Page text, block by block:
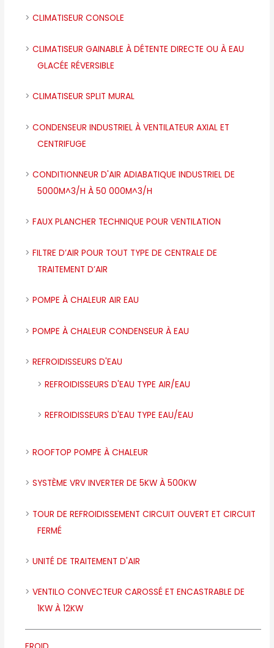
CLIMATISEUR CONSOLE
CLIMATISEUR GAINABLE À DÉTENTE DIRECTE OU À EAU
GLACÉE RÉVERSIBLE
CLIMATISEUR SPLIT MURAL
CONDENSEUR INDUSTRIEL À VENTILATEUR AXIAL ET
CENTRIFUGE
CONDITIONNEUR D'AIR ADIABATIQUE INDUSTRIEL DE
5000M^3/H À 50 000M^3/H
FAUX PLANCHER TECHNIQUE POUR VENTILATION
FILTRE D’AIR POUR TOUT TYPE DE CENTRALE DE
TRAITEMENT D’AIR
POMPE À CHALEUR AIR EAU
POMPE À CHALEUR CONDENSEUR À EAU
REFROIDISSEURS D'EAU
REFROIDISSEURS D'EAU TYPE AIR/EAU
REFROIDISSEURS D'EAU TYPE EAU/EAU
ROOFTOP POMPE À CHALEUR
SYSTÈME VRV INVERTER DE 5KW À 500KW
TOUR DE REFROIDISSEMENT CIRCUIT OUVERT ET CIRCUIT
FERMÉ
UNITÉ DE TRAITEMENT D'AIR
VENTILO CONVECTEUR CAROSSÉ ET ENCASTRABLE DE
1KW À 12KW